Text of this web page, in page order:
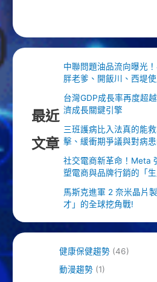
最近
文章
中聯問題油品流向曝光
胖老爹、開飯川、西堤
台灣GDP成長率再度超
濟成長關鍵引擎
三班護病比入法真的能
擊、緩衝期爭議與對病
社交電商新革命！Meta
塑電商與品牌行銷的「
馬斯克進軍 2 奈米晶片
才」的全球挖角戰!
健康保健趨勢(46)
動漫趨勢(1)